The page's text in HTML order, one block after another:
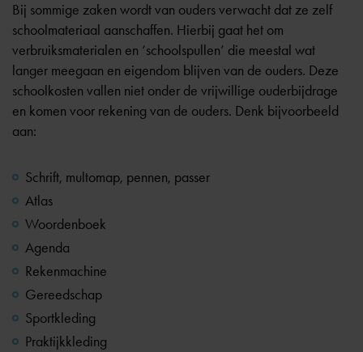
Bij sommige zaken wordt van ouders verwacht dat ze zelf
schoolmateriaal aanschaffen. Hierbij gaat het om
verbruiksmaterialen en ‘schoolspullen’ die meestal wat
langer meegaan en eigendom blijven van de ouders. Deze
schoolkosten vallen niet onder de vrijwillige ouderbijdrage
en komen voor rekening van de ouders. Denk bijvoorbeeld
aan:
Schrift, multomap, pennen, passer
Atlas
Woordenboek
Agenda
Rekenmachine
Gereedschap
Sportkleding
Praktijkkleding